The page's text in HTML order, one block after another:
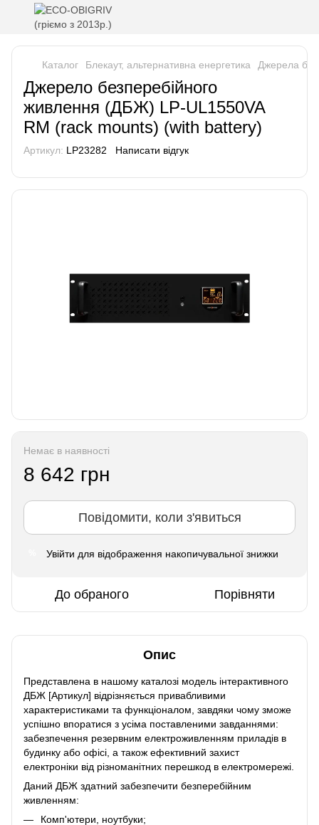
Каталог Блекаут, альтернативна енергетика Джерела
Джерело безперебійного
живлення (ДБЖ) LP-UL1550VA
RM (rack mounts) (with battery)
Артикул: LP23282 Написати відгук
Немає в наявності
8 642 грн
Повідомити, коли з'явиться
Увійти для відображення накопичувальної знижки
До обраного Порівняти
Опис
Представлена в нашому каталозі модель інтерактивного
ДБЖ [Артикул] відрізняється привабливими
характеристиками та функціоналом, завдяки чому зможе
успішно впоратися з усіма поставленими завданнями:
забезпечення резервним електроживленням приладів в
будинку або офісі, а також ефективний захист
електроніки від різноманітних перешкод в електромережі.
Даний ДБЖ здатний забезпечити безперебійним
живленням:
Комп'ютери, ноутбуки;